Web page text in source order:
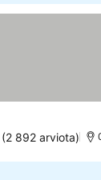
(2 892 arviota)